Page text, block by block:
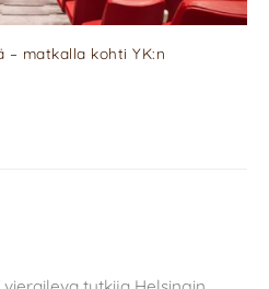
– matkalla kohti YK:n